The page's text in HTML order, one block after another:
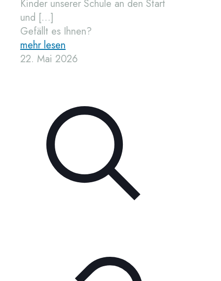
Kinder unserer Schule an den Start
und […]
Gefällt es Ihnen?
mehr lesen
22. Mai 2026